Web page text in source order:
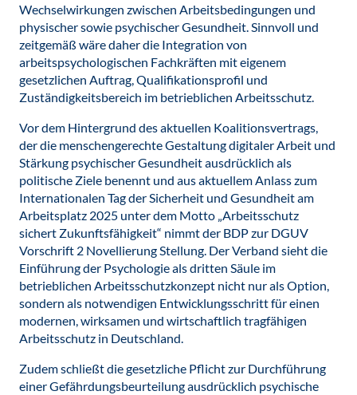
Wechselwirkungen zwischen Arbeitsbedingungen und
physischer sowie psychischer Gesundheit. Sinnvoll und
zeitgemäß wäre daher die Integration von
arbeitspsychologischen Fachkräften mit eigenem
gesetzlichen Auftrag, Qualifikationsprofil und
Zuständigkeitsbereich im betrieblichen Arbeitsschutz.
Vor dem Hintergrund des aktuellen Koalitionsvertrags,
der die menschengerechte Gestaltung digitaler Arbeit und
Stärkung psychischer Gesundheit ausdrücklich als
politische Ziele benennt und aus aktuellem Anlass zum
Internationalen Tag der Sicherheit und Gesundheit am
Arbeitsplatz 2025 unter dem Motto „Arbeitsschutz
sichert Zukunftsfähigkeit“ nimmt der BDP zur DGUV
Vorschrift 2 Novellierung Stellung. Der Verband sieht die
Einführung der Psychologie als dritten Säule im
betrieblichen Arbeitsschutzkonzept nicht nur als Option,
sondern als notwendigen Entwicklungsschritt für einen
modernen, wirksamen und wirtschaftlich tragfähigen
Arbeitsschutz in Deutschland.
Zudem schließt die gesetzliche Pflicht zur Durchführung
einer Gefährdungsbeurteilung ausdrücklich psychische